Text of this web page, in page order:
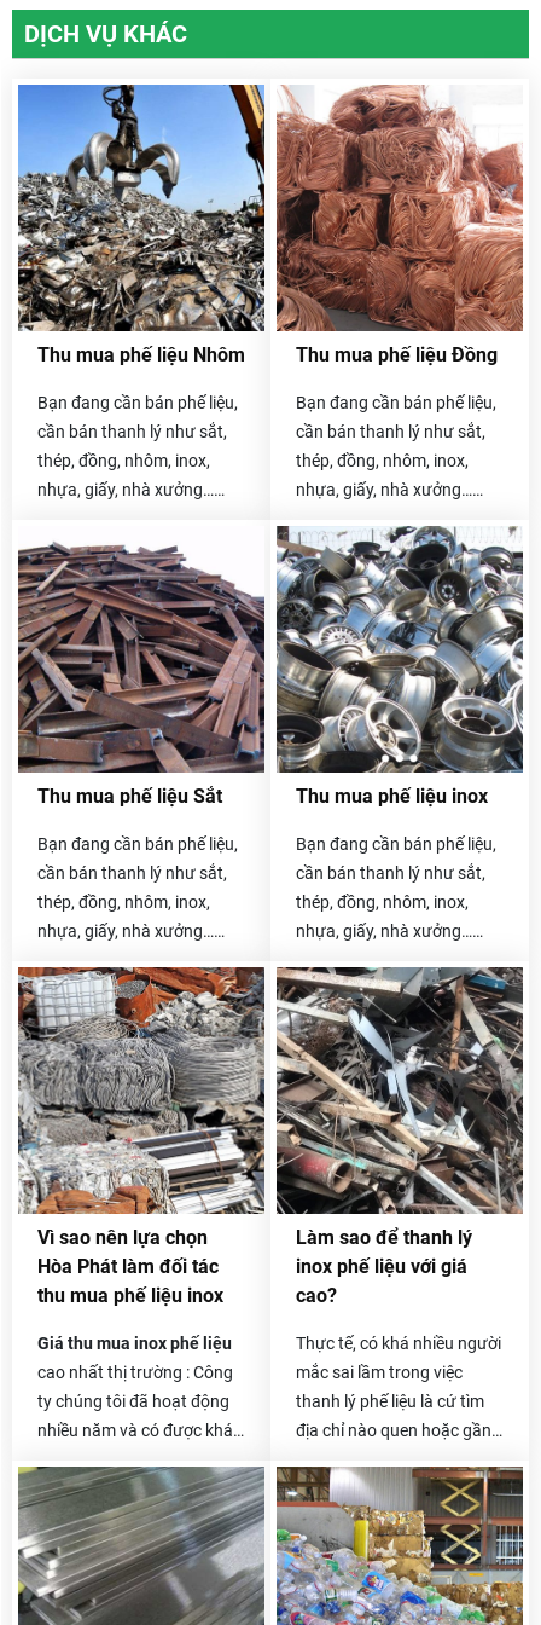
DỊCH VỤ KHÁC
Thu mua phế liệu Nhôm
Bạn đang cần bán phế liệu,
cần bán thanh lý như sắt,
thép, đồng, nhôm, inox,
nhựa, giấy, nhà xưởng…
Thu mua phế liệu Đồng
Bạn đang cần bán phế liệu,
cần bán thanh lý như sắt,
thép, đồng, nhôm, inox,
nhựa, giấy, nhà xưởng…
Thu mua phế liệu Sắt
Bạn đang cần bán phế liệu,
cần bán thanh lý như sắt,
thép, đồng, nhôm, inox,
nhựa, giấy, nhà xưởng…
Thu mua phế liệu inox
Bạn đang cần bán phế liệu,
cần bán thanh lý như sắt,
thép, đồng, nhôm, inox,
nhựa, giấy, nhà xưởng…
Vì sao nên lựa chọn
Hòa Phát làm đối tác
thu mua phế liệu inox
Giá thu mua inox phế liệu
cao nhất thị trường : Công
ty chúng tôi đã hoạt động
nhiều năm và có được khá
thu mua phế liệu lớn ở cả
trong và ngoài nước. Được
hỗ trợ từ các doanh nghiệp
lớn, có nhà máy xử lý phế
liệu nên giá thu mua của
Làm sao để thanh lý
inox phế liệu với giá
cao?
Thực tế, có khá nhiều người
mắc sai lầm trong việc
thanh lý phế liệu là cứ tìm
địa chỉ nào quen hoặc gần
Thêm vào đó, việc không
xác minh là đại lý đó có uy
tín hay không, phương thức
làm việc như thế nào sẽ
khiến bạn dễ bị “mắc bẫy”.